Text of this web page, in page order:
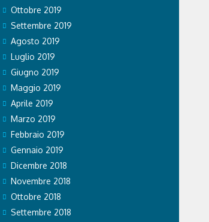
Ottobre 2019
Settembre 2019
Agosto 2019
Luglio 2019
Giugno 2019
Maggio 2019
Aprile 2019
Marzo 2019
Febbraio 2019
Gennaio 2019
Dicembre 2018
Novembre 2018
Ottobre 2018
Settembre 2018